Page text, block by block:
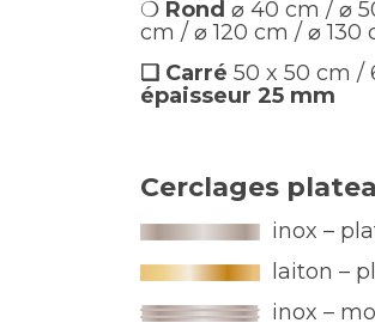
❍ Rond ⌀ 40 cm / ⌀
cm / ⌀ 120 cm / ⌀ 130
❏ Carré 50 x 50 cm /
épaisseur 25 mm
Cerclages
inox –
laiton –
inox –